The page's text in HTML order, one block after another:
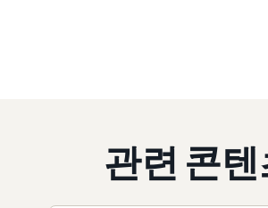
관련 콘